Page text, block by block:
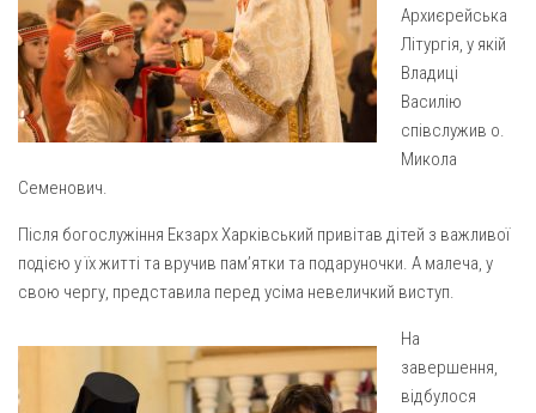
Свято-Івано-Павлівський монастир сестер Згромадження
Св. Йосифа ОПДМ
Монастир сестер милосердя Св. Вінкентія. Дім Милосердя
Монастир Успення Пресвятої Богородиці Сестер Чину
Святого Василія Великого
Комісії
Катехитична комісія
Комісія у справах молоді
Комісія у справах родини
Комісія з питань душпастирства охорони здоров’я
Спільноти
Архиєрейська
Літургія, у якій
Владиці
Василію
співслужив о.
Микола
Семенович.
Після богослужіння Екзарх Харківський привітав дітей з важливої
подією у їх житті та вручив пам’ятки та подаруночки. А малеча, у
свою чергу, представила перед усіма невеличкий виступ.
На
завершення,
відбулося